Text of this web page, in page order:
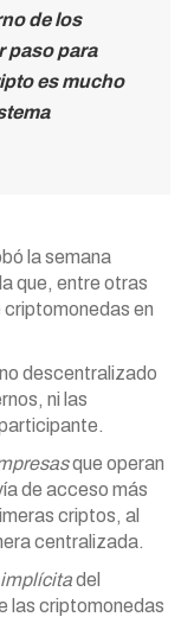
de los
paso para
es mucho
la semana
que, entre otras
en
descentralizado
ni las
que operan
de acceso más
criptos, al
centralizada.
implícitadel
las criptomonedas